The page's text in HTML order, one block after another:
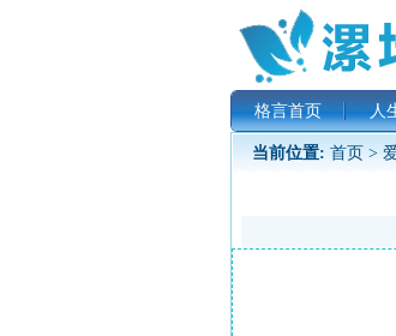
格言首页 人
当前位置: 首页 >